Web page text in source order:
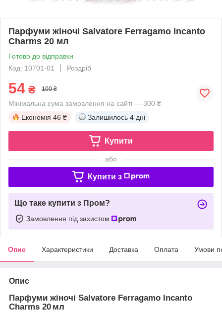
Парфуми жіночі Salvatore Ferragamo Incanto
Charms 20 мл
Готово до відправки
Код: 10701-01
Роздріб
54 ₴ 100 ₴
Мінімальна сума замовлення на сайті — 300 ₴
Економія 46 ₴ Залишилось 4 дні
Купити
або
Купити з
Що таке купити з Пром?
Замовлення під захистом
Опис Характеристики Доставка Оплата Умови
Опис
Парфуми жіночі Salvatore Ferragamo Incanto
Charms 20 мл